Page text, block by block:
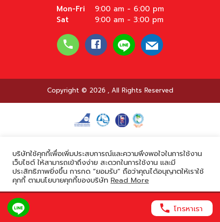
บริษัทใช้คุกกี้เพื่อเพิ่มประสบการณ์และความพึงพอใจในการใช้งาน
เว็บไซต์ ให้สามารถเข้าถึงง่าย สะดวกในการใช้งาน และมี
ประสิทธิภาพยิ่งขึ้น การกด “ยอมรับ” ถือว่าคุณได้อนุญาตให้เราใช้
คุกกี้ ตามนโยบายคุกกี้ของบริษัท Read More
ยอมรับ
Mon-Fri
9:00 am - 6:00 pm
Sat
9:00 am - 3:00 pm
Copyright © 2026 , All Rights Reserved
โทรหาเรา